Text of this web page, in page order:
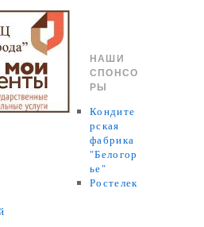
НАШИ
СПОНСО
РЫ
Кондите
рская
фабрика
"Белогор
ье"
Ростелек